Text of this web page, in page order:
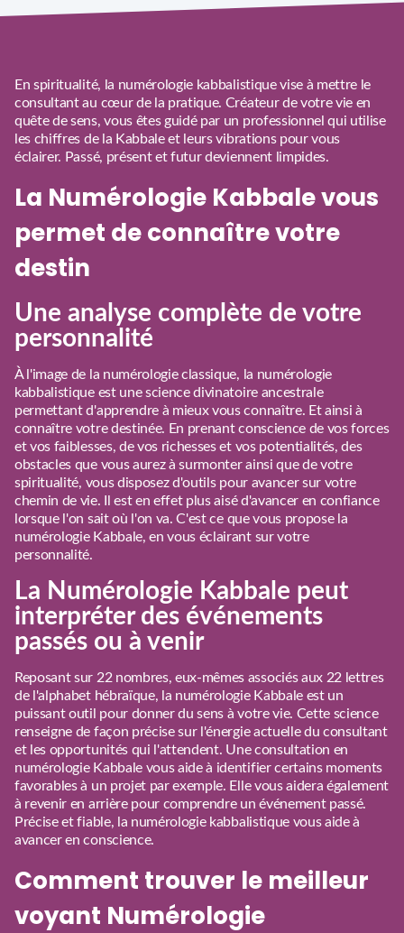
En spiritualité, la numérologie kabbalistique vise à mettre le
consultant au cœur de la pratique. Créateur de votre vie en
quête de sens, vous êtes guidé par un professionnel qui utilise
les chiffres de la Kabbale et leurs vibrations pour vous
éclairer. Passé, présent et futur deviennent limpides.
La Numérologie Kabbale vous
permet de connaître votre
destin
Une analyse complète de votre
personnalité
À l'image de la numérologie classique, la numérologie
kabbalistique est une science divinatoire ancestrale
permettant d'apprendre à mieux vous connaître. Et ainsi à
connaître votre destinée. En prenant conscience de vos forces
et vos faiblesses, de vos richesses et vos potentialités, des
obstacles que vous aurez à surmonter ainsi que de votre
spiritualité, vous disposez d'outils pour avancer sur votre
chemin de vie. Il est en effet plus aisé d'avancer en confiance
lorsque l'on sait où l'on va. C'est ce que vous propose la
numérologie Kabbale, en vous éclairant sur votre
personnalité.
La Numérologie Kabbale peut
interpréter des événements
passés ou à venir
Reposant sur 22 nombres, eux-mêmes associés aux 22 lettres
de l'alphabet hébraïque, la numérologie Kabbale est un
puissant outil pour donner du sens à votre vie. Cette science
renseigne de façon précise sur l'énergie actuelle du consultant
et les opportunités qui l'attendent. Une consultation en
numérologie Kabbale vous aide à identifier certains moments
favorables à un projet par exemple. Elle vous aidera également
à revenir en arrière pour comprendre un événement passé.
Précise et fiable, la numérologie kabbalistique vous aide à
avancer en conscience.
Comment trouver le meilleur
voyant Numérologie